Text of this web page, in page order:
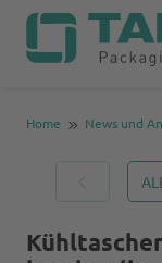
Home News und